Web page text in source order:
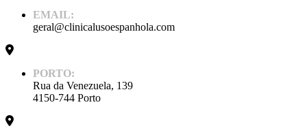
EMAIL:
geral@clinicalusoespanhola.com
PORTO:
Rua da Venezuela, 139
4150-744 Porto